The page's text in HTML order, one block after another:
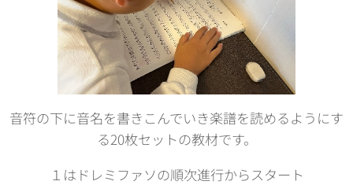
音符の下に音名を書きこんでいき楽譜を読めるようにす
る20枚セットの教材です。
１はドレミファソの順次進行からスタート